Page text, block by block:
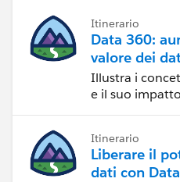
Itinerario
Data 360:
valore dei
Illustra i
e il suo
Itinerario
Liberare il
dati con